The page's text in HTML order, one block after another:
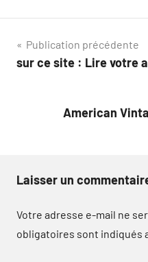
Navigation
de
Publication précédente
sur ce site : Lire votre
American
Laisser un
Votre adresse e-mail ne
obligatoires sont indiqués